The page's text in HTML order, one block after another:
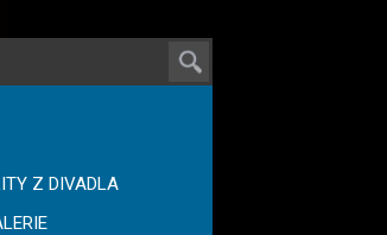
Z DIVADLA